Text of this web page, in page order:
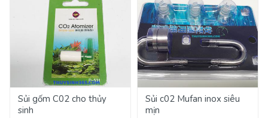
Sủi gốm C02 cho thủy
sinh
Sủi c02 Mufan inox siêu
mịn